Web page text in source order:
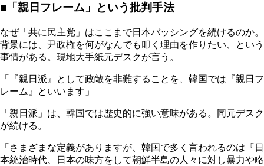
■「親日フレーム」という批判手法
なぜ「共に民主党」はここまで日本バッシングを続けるのか。
背景には、尹政権を何がなんでも叩く理由を作りたい、という
事情がある。現地大手紙元デスクが言う。
「『親日派』として政敵を非難することを、韓国では『親日フ
レーム』といいます」
「親日派」は、韓国では歴史的に強い意味がある。同元デスク
が続ける。
「さまざまな定義がありますが、韓国で多く言われるのは『日
本統治時代、日本の味方をして朝鮮半島の人々に対し暴力や略